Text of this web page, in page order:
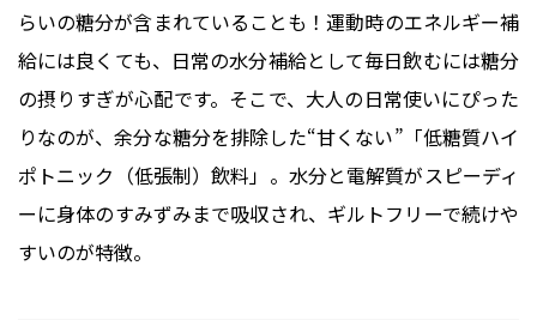
らいの糖分が含まれていることも！運動時のエネルギー補
給には良くても、日常の水分補給として毎日飲むには糖分
の摂りすぎが心配です。そこで、大人の日常使いにぴった
りなのが、余分な糖分を排除した“甘くない”「低糖質ハイ
ポトニック（低張制）飲料」。水分と電解質がスピーディ
ーに身体のすみずみまで吸収され、ギルトフリーで続けや
すいのが特徴。